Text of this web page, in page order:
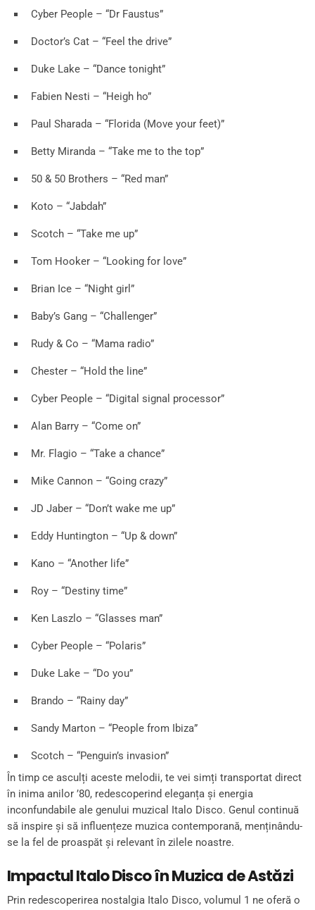
Cyber People – “Dr Faustus”
Doctor’s Cat – “Feel the drive”
Duke Lake – “Dance tonight”
Fabien Nesti – “Heigh ho”
Paul Sharada – “Florida (Move your feet)”
Betty Miranda – “Take me to the top”
50 & 50 Brothers – “Red man”
Koto – “Jabdah”
Scotch – “Take me up”
Tom Hooker – “Looking for love”
Brian Ice – “Night girl”
Baby’s Gang – “Challenger”
Rudy & Co – “Mama radio”
Chester – “Hold the line”
Cyber People – “Digital signal processor”
Alan Barry – “Come on”
Mr. Flagio – “Take a chance”
Mike Cannon – “Going crazy”
JD Jaber – “Don’t wake me up”
Eddy Huntington – “Up & down”
Kano – “Another life”
Roy – “Destiny time”
Ken Laszlo – “Glasses man”
Cyber People – “Polaris”
Duke Lake – “Do you”
Brando – “Rainy day”
Sandy Marton – “People from Ibiza”
Scotch – “Penguin’s invasion”
În timp ce asculți aceste melodii, te vei simți transportat direct
în inima anilor ’80, redescoperind eleganța și energia
inconfundabile ale genului muzical Italo Disco. Genul continuă
să inspire și să influențeze muzica contemporană, menținându-
se la fel de proaspăt și relevant în zilele noastre.
Impactul Italo Disco în Muzica de Astăzi
Prin redescoperirea nostalgia Italo Disco, volumul 1 ne oferă o